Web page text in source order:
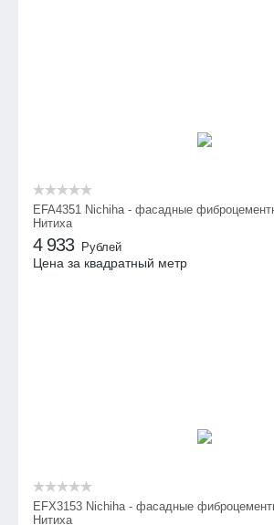
EFA4351 Nichiha - фасадные
Нитиха
4 933 Рублей
Цена за квадратный метр
EFX3153 Nichiha - фасадные
Нитиха